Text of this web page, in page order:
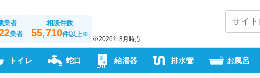
業者
業者
相談件数
55,710件以上※
※2026年8月時点
トイレ 蛇口 給湯器 排水管 お風呂